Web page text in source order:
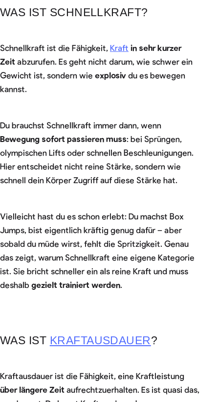
WAS IST SCHNELLKRAFT?
Schnellkraft ist die Fähigkeit, Kraft in sehr kurzer
Zeit abzurufen. Es geht nicht darum, wie schwer ein
Gewicht ist, sondern wie explosiv du es bewegen
kannst.
Du brauchst Schnellkraft immer dann, wenn
Bewegung sofort passieren muss: bei Sprüngen,
olympischen Lifts oder schnellen Beschleunigungen.
Hier entscheidet nicht reine Stärke, sondern wie
schnell dein Körper Zugriff auf diese Stärke hat.
Vielleicht hast du es schon erlebt: Du machst Box
Jumps, bist eigentlich kräftig genug dafür – aber
sobald du müde wirst, fehlt die Spritzigkeit. Genau
das zeigt, warum Schnellkraft eine eigene Kategorie
ist. Sie bricht schneller ein als reine Kraft und muss
deshalb gezielt trainiert werden.
WAS IST KRAFTAUSDAUER?
Kraftausdauer ist die Fähigkeit, eine Kraftleistung
über längere Zeit aufrechtzuerhalten. Es ist quasi das,